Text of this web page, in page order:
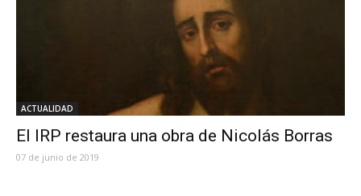
ACTUALIDAD
El IRP restaura una obra de Nicolás Borras
07 de junio de 2019